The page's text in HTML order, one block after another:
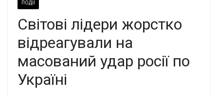
ПОДІЇ
Свiтові лідери жоpстко
відpеагували на
маcований удар роcії по
Укpаїні